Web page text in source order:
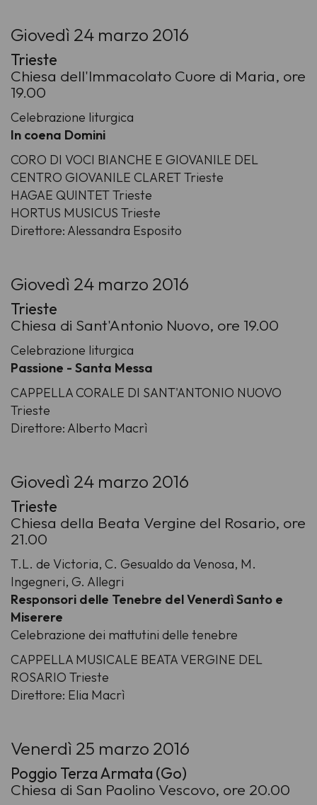
Giovedì 24 marzo 2016
Trieste
Chiesa dell'Immacolato Cuore di Maria, ore
19.00
Celebrazione liturgica
In coena Domini
CORO DI VOCI BIANCHE E GIOVANILE DEL
CENTRO GIOVANILE CLARET Trieste
HAGAE QUINTET Trieste
HORTUS MUSICUS Trieste
Direttore: Alessandra Esposito
Giovedì 24 marzo 2016
Trieste
Chiesa di Sant'Antonio Nuovo, ore 19.00
Celebrazione liturgica
Passione - Santa Messa
CAPPELLA CORALE DI SANT'ANTONIO NUOVO
Trieste
Direttore: Alberto Macrì
Giovedì 24 marzo 2016
Trieste
Chiesa della Beata Vergine del Rosario, ore
21.00
T.L. de Victoria, C. Gesualdo da Venosa, M.
Ingegneri, G. Allegri
Responsori delle Tenebre del Venerdì Santo e
Miserere
Celebrazione dei mattutini delle tenebre
CAPPELLA MUSICALE BEATA VERGINE DEL
ROSARIO Trieste
Direttore: Elia Macrì
Venerdì 25 marzo 2016
Poggio Terza Armata (Go)
Chiesa di San Paolino Vescovo, ore 20.00